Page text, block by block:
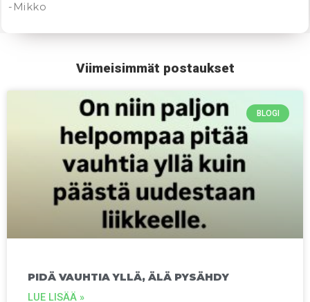
-Mikko
Viimeisimmät postaukset
BLOGI
PIDÄ VAUHTIA YLLÄ, ÄLÄ PYSÄHDY
LUE LISÄÄ »